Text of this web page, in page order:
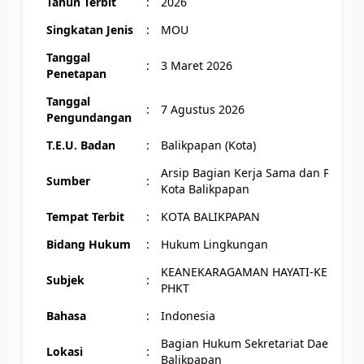
Singkatan Jenis
:
MOU
Tanggal
Penetapan
: 3 Maret 2026
Tanggal
Pengundangan
: 7 Agustus 2026
T.E.U. Badan : Balikpapan (Kota)
Sumber :
Arsip Bagian Kerja Sama dan
Kota Balikpapan
Tempat Terbit
:
KOTA BALIKPAPAN
Bidang Hukum
: Hukum Lingkungan
Subjek :
KEANEKARAGAMAN HAYATI-KEBUN
PHKT
Bahasa
: Indonesia
Lokasi :
Bagian Hukum Sekretariat Daerah
Balikpapan